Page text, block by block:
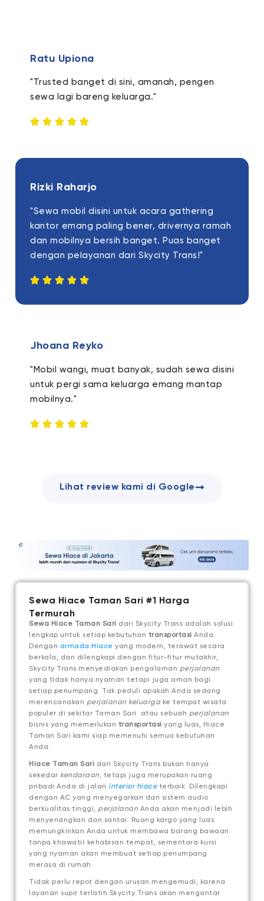
Ratu Upiona
"Trusted banget di sini, amanah, pengen
sewa lagi bareng keluarga."
Rizki Raharjo
"Sewa mobil disini untuk acara gathering
kantor emang paling bener, drivernya ramah
dan mobilnya bersih banget. Puas banget
dengan pelayanan dari Skycity Trans!"
Jhoana Reyko
"Mobil wangi, muat banyak, sudah sewa disini
untuk pergi sama keluarga emang mantap
mobilnya."
Lihat review kami di Google
Sewa Hiace Taman Sari #1 Harga
Termurah
Sewa Hiace Taman Sari dari Skycity Trans adalah solusi
lengkap untuk setiap kebutuhan transportasi Anda.
Dengan armada Hiace yang modern, terawat secara
berkala, dan dilengkapi dengan fitur-fitur mutakhir,
Skycity Trans menyediakan pengalaman perjalanan
yang tidak hanya nyaman tetapi juga aman bagi
setiap penumpang. Tak peduli apakah Anda sedang
merencanakan perjalanan keluarga ke tempat wisata
populer di sekitar Taman Sari atau sebuah perjalanan
bisnis yang memerlukan transportasi yang luas, Hiace
Taman Sari kami siap memenuhi semua kebutuhan
Anda.
Hiace Taman Sari dari Skycity Trans bukan hanya
sekedar kendaraan, tetapi juga merupakan ruang
pribadi Anda di jalan interior hiace terbaik. Dilengkapi
dengan AC yang menyegarkan dan sistem audio
berkualitas tinggi, perjalanan Anda akan menjadi lebih
menyenangkan dan santai. Ruang kargo yang luas
memungkinkan Anda untuk membawa barang bawaan
tanpa khawatir kehabisan tempat, sementara kursi
yang nyaman akan membuat setiap penumpang
merasa di rumah.
Tidak perlu repot dengan urusan mengemudi, karena
layanan supir terlatih Skycity Trans akan mengantar